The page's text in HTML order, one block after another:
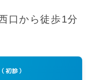
口から徒歩1分
（初診）